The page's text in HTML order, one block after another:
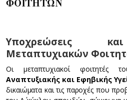
ΦΟΙΤΗΤΩΝ
Υποχρεώσεις
Μεταπτυχιακών
Οι μεταπτυχιακοί
Αναπτυξιακής και Εφηβικής
δικαιώματα και τις παροχές που